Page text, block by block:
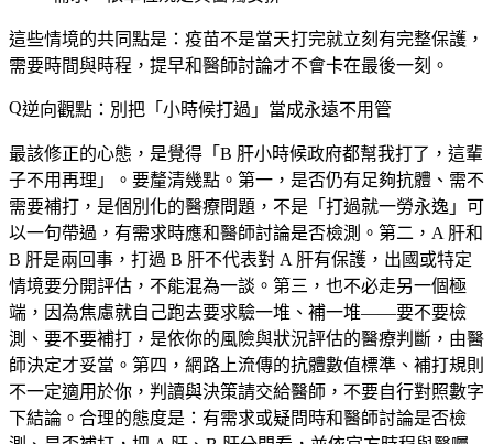
這些情境的共同點是： 疫苗不是當天打完就立刻有完整保護 ，
需要時間與時程，提早和醫師討論才不會卡在最後一刻。
逆向觀點：別把「小時候打過」當成永遠不用管
最該修正的心態，是覺得「B 肝小時候政府都幫我打了，這輩
子不用再理」。要釐清幾點。第一， 是否仍有足夠抗體、需不
需要補打，是個別化的醫療問題 ，不是「打過就一勞永逸」可
以一句帶過，有需求時應和醫師討論是否檢測。第二， A 肝和
B 肝是兩回事 ，打過 B 肝不代表對 A 肝有保護，出國或特定
情境要分開評估，不能混為一談。第三， 也不必走另一個極
端 ，因為焦慮就自己跑去要求驗一堆、補一堆——要不要檢
測、要不要補打，是依你的風險與狀況評估的醫療判斷，由醫
師決定才妥當。第四，網路上流傳的抗體數值標準、補打規則
不一定適用於你， 判讀與決策請交給醫師 ，不要自行對照數字
下結論。合理的態度是：有需求或疑問時和醫師討論是否檢